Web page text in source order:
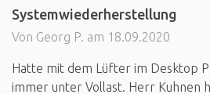
Systemwiederherstellung
Von Georg P. am 18.09.2020
Hatte mit dem Lüfter im Desktop
immer unter Vollast. Herr Kuhnen